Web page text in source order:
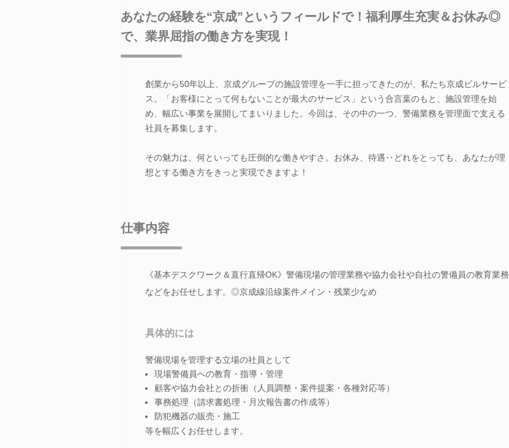
あなたの経験を“京成”というフィールドで！福利厚生充実＆お休み◎
で、業界屈指の働き方を実現！
創業から50年以上、京成グループの施設管理を一手に担ってきたのが、私たち京成ビルサービ
ス。「お客様にとって何もないことが最大のサービス」という合言葉のもと、施設管理を始
め、幅広い事業を展開してまいりました。今回は、その中の一つ、警備業務を管理面で支える
社員を募集します。
その魅力は、何といっても圧倒的な働きやすさ。お休み、待遇‥どれをとっても、あなたが理
想とする働き方をきっと実現できますよ！
仕事内容
《基本デスクワーク＆直行直帰OK》警備現場の管理業務や協力会社や自社の警備員の教育業務
などをお任せします。◎京成線沿線案件メイン・残業少なめ
具体的には
警備現場を管理する立場の社員として
現場警備員への教育・指導・管理
顧客や協力会社との折衝（人員調整・案件提案・各種対応等）
事務処理（請求書処理・月次報告書の作成等）
防犯機器の販売・施工
等を幅広くお任せします。